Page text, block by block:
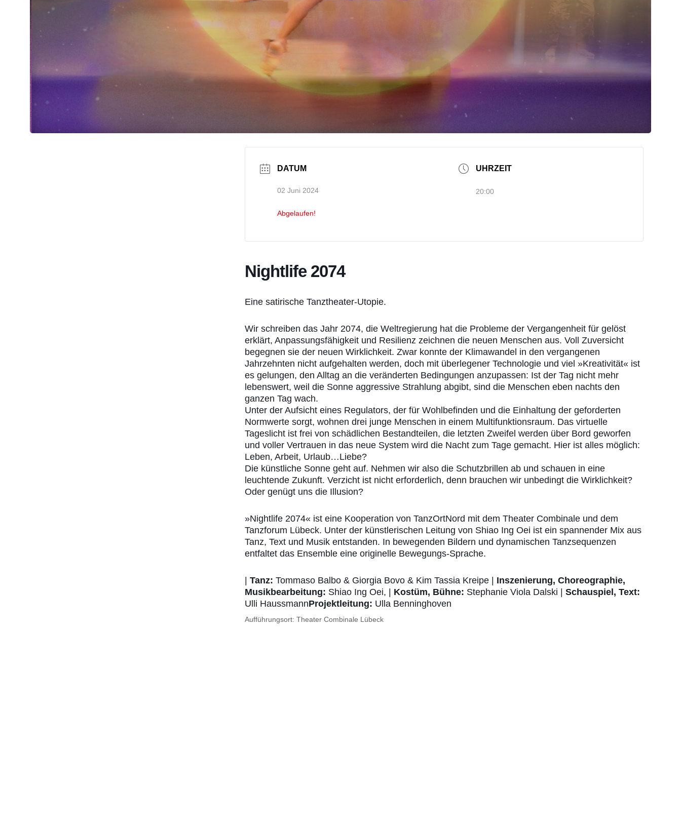
DATUM
02 Juni 2024
Abgelaufen!
UHRZEIT
20:00
Nightlife 2074
Eine satirische Tanztheater-Utopie.
Wir schreiben das Jahr 2074, die Weltregierung hat die Probleme der Vergangenheit für gelöst
erklärt, Anpassungsfähigkeit und Resilienz zeichnen die neuen Menschen aus. Voll Zuversicht
begegnen sie der neuen Wirklichkeit. Zwar konnte der Klimawandel in den vergangenen
Jahrzehnten nicht aufgehalten werden, doch mit überlegener Technologie und viel »Kreativität« ist
es gelungen, den Alltag an die veränderten Bedingungen anzupassen: Ist der Tag nicht mehr
lebenswert, weil die Sonne aggressive Strahlung abgibt, sind die Menschen eben nachts den
ganzen Tag wach.
Unter der Aufsicht eines Regulators, der für Wohlbefinden und die Einhaltung der geforderten
Normwerte sorgt, wohnen drei junge Menschen in einem Multifunktionsraum. Das virtuelle
Tageslicht ist frei von schädlichen Bestandteilen, die letzten Zweifel werden über Bord geworfen
und voller Vertrauen in das neue System wird die Nacht zum Tage gemacht. Hier ist alles möglich:
Leben, Arbeit, Urlaub…Liebe?
Die künstliche Sonne geht auf. Nehmen wir also die Schutzbrillen ab und schauen in eine
leuchtende Zukunft. Verzicht ist nicht erforderlich, denn brauchen wir unbedingt die Wirklichkeit?
Oder genügt uns die Illusion?
»Nightlife 2074« ist eine Kooperation von TanzOrtNord mit dem Theater Combinale und dem
Tanzforum Lübeck. Unter der künstlerischen Leitung von Shiao Ing Oei ist ein spannender Mix aus
Tanz, Text und Musik entstanden. In bewegenden Bildern und dynamischen Tanzsequenzen
entfaltet das Ensemble eine originelle Bewegungs-Sprache.
Tanz: Tommaso Balbo & Giorgia Bovo & Kim Tassia Kreipe | Inszenierung, Choreographie,
Musikbearbeitung: Shiao Ing Oei, | Kostüm, Bühne: Stephanie Viola Dalski | Schauspiel, Text:
Ulli HaussmannProjektleitung: Ulla Benninghoven
Aufführungsort: Theater Combinale Lübeck